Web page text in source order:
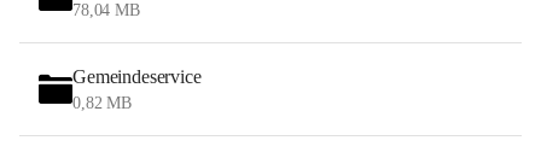
78,04 MB
Gemeindeservice
0,82 MB